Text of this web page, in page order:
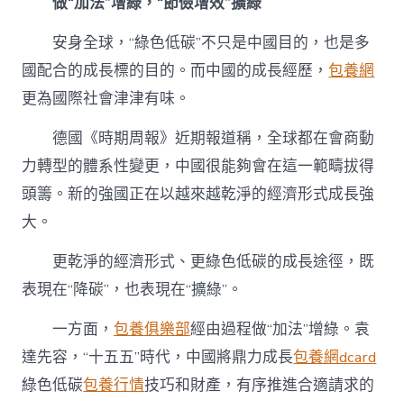
安身全球，“綠色低碳”不只是中國目的，也是多
國配合的成長標的目的。而中國的成長經歷，包養網
更為國際社會津津有味。
德國《時期周報》近期報道稱，全球都在會商動
力轉型的體系性變更，中國很能夠會在這一範疇拔得
頭籌。新的強國正在以越來越乾淨的經濟形式成長強
大。
更乾淨的經濟形式、更綠色低碳的成長途徑，既
表現在“降碳”，也表現在“擴綠”。
一方面，包養俱樂部經由過程做“加法”增綠。袁
達先容，“十五五”時代，中國將鼎力成長包養網dcard
綠色低碳包養行情技巧和財產，有序推進合適請求的